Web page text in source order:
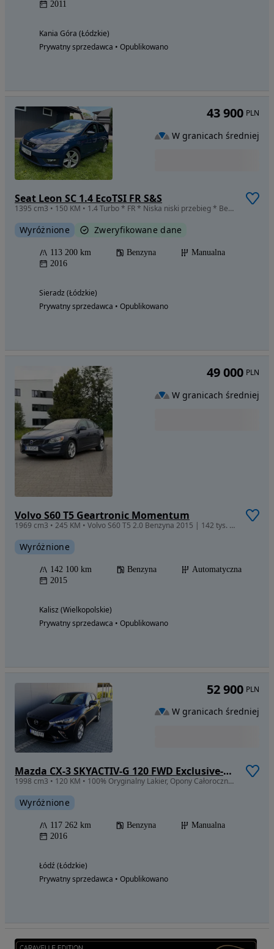
2011
Kania Góra (Łódzkie)
Prywatny sprzedawca • Opublikowano
Seat Leon SC 1.4 EcoTSI FR S&S
1395 cm3 • 150 KM • 1.4 Turbo * FR * Niska niski przebieg * Bezwypadkowy
Wyróżnione Zweryfikowane dane
113 200 km Benzyna
Manualna
2016
Sieradz (Łódzkie)
Prywatny sprzedawca • Opublikowano
43 900 PLN
W granicach średniej
Volvo S60 T5 Geartronic Momentum
1969 cm3 • 245 KM • Volvo S60 T5 2.0 Benzyna 2015 | 142 tys. km
Wyróżnione
142 100 km Benzyna
Automatyczna
2015
Kalisz (Wielkopolskie)
Prywatny sprzedawca • Opublikowano
49 000 PLN
W granicach średniej
Mazda CX-3 SKYACTIV-G 120 FWD Exclusive-Line
1998 cm3 • 120 KM • 100% Oryginalny Lakier, Opony Całoroczne, Zarejestrowany W Polsce
Wyróżnione
117 262 km Benzyna
Manualna
2016
Łódź (Łódzkie)
Prywatny sprzedawca • Opublikowano
52 900 PLN
W granicach średniej